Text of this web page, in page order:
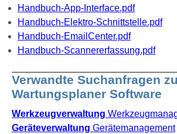
Handbuch-App-Interface.pdf
Handbuch-Elektro-Schnittstelle.pdf
Handbuch-EmailCenter.pdf
Handbuch-Scannererfassung.pdf
Verwandte Suchanfragen
Wartungsplaner Software
Werkzeugverwaltung
Geräteverwaltung Gerätemanagement